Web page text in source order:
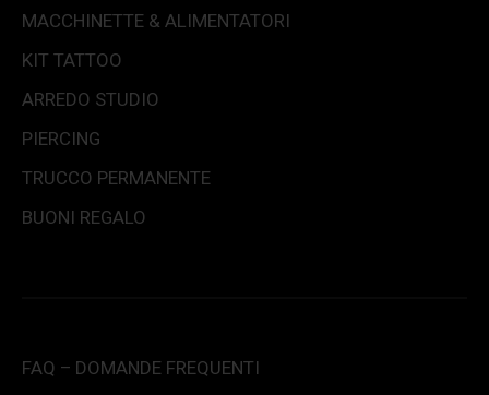
MACCHINETTE & ALIMENTATORI
KIT TATTOO
ARREDO STUDIO
PIERCING
TRUCCO PERMANENTE
BUONI REGALO
FAQ – DOMANDE FREQUENTI